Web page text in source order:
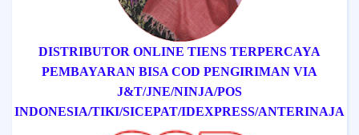
DISTRIBUTOR ONLINE TIENS TERPERCAYA
PEMBAYARAN BISA COD PENGIRIMAN VIA
J&T/JNE/NINJA/POS
INDONESIA/TIKI/SICEPAT/IDEXPRESS/ANTERINAJA